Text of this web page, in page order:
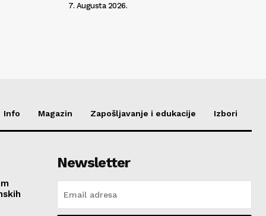
7. Augusta 2026.
Info Magazin Zapošljavanje i edukacije Izbori
Newsletter